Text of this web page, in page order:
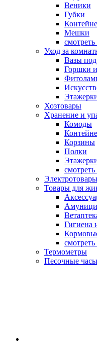
Веники
Губки
Мешки
смотреть
Уход за
Вазы под
Горшки
Хозтовары
Хранение и
Комоды
Корзины
Полки
смотреть
Электротовары
Товары для
Гигиена
смотреть
Термометры
Песочные часы